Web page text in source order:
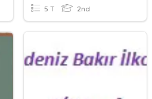
5 T 2nd